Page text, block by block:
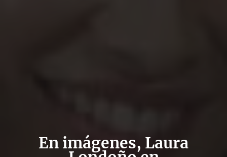
En imágenes, Laura